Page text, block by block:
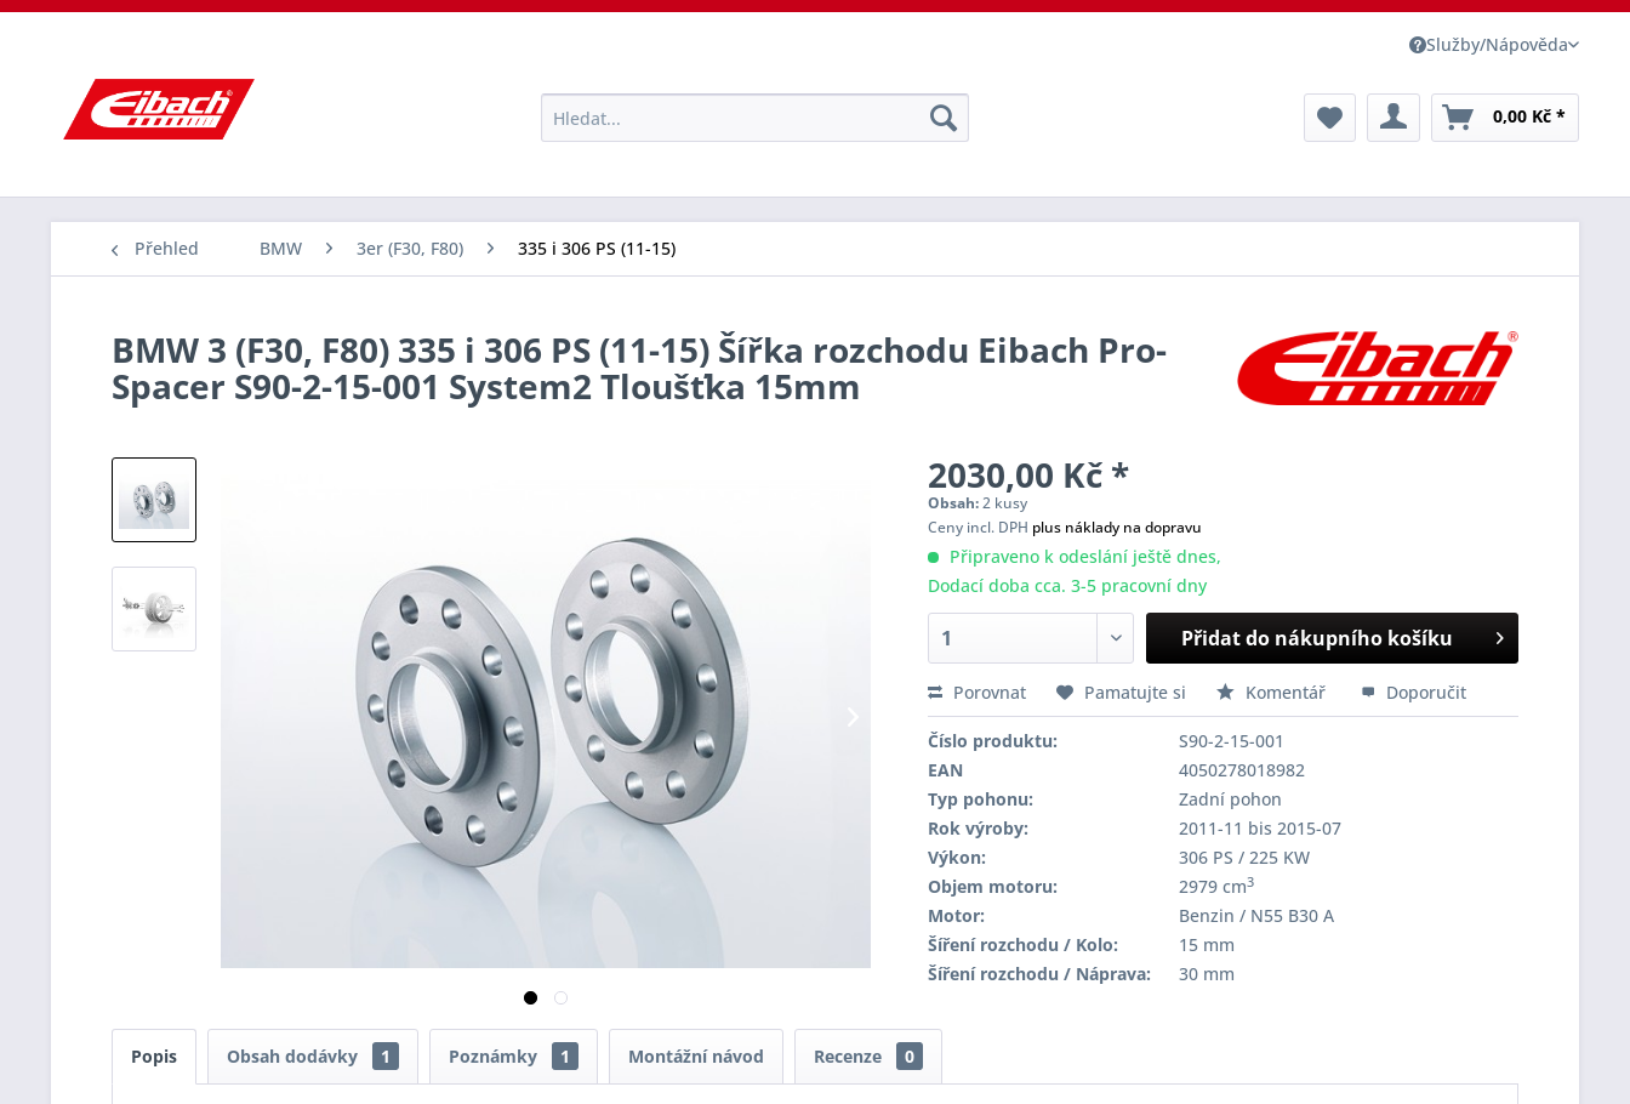
Služby/Nápověda
0,00 Kč *
Přehled BMW 3er (F30, F80) 335 i 306 PS (11-15)
BMW 3 (F30, F80) 335 i 306 PS (11-15) Šířka rozchodu Eibach Pro-
Spacer S90-2-15-001 System2 Tloušťka 15mm
2030,00 Kč *
Obsah:2 kusy
Ceny incl. DPH plus náklady na dopravu
Připraveno k odeslání ještě dnes,
Dodací doba cca. 3-5 pracovní dny
Přidat do nákupního košíku
Porovnat Pamatujte si Komentář Doporučit
Číslo produktu:
S90-2-15-001
EAN
4050278018982
Typ pohonu:
Zadní pohon
Rok výroby:
2011-11 bis 2015-07
Výkon:
306 PS / 225 KW
Objem motoru:
2979 cm3
Motor:
Benzin / N55 B30 A
Šíření rozchodu / Kolo:
15 mm
Šíření rozchodu / Náprava:
30 mm
Popis Obsah dodávky 1 Poznámky 1 Montážní návod Recenze 0